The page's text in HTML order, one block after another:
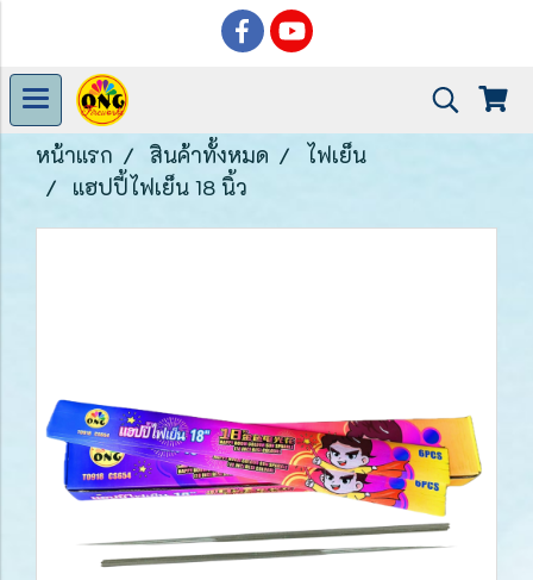
หน้าแรก สินค้าทั้งหมด
ไฟเย็น
แฮปปี้ไฟเย็น 18 นิ้ว